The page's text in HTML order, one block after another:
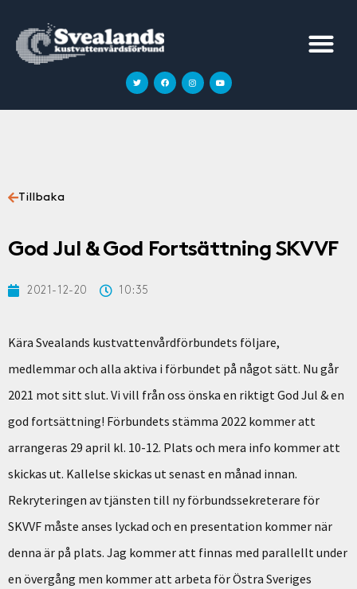
Tillbaka
God Jul & God Fortsättning SKVVF
2021-12-20 10:35
Kära Svealands kustvattenvårdförbundets följare,
medlemmar och alla aktiva i förbundet på något sätt. Nu går
2021 mot sitt slut. Vi vill från oss önska en riktigt God Jul & en
god fortsättning! Förbundets stämma 2022 kommer att
arrangeras 29 april kl. 10-12. Plats och mera info kommer att
skickas ut. Kallelse skickas ut senast en månad innan.
Rekryteringen av tjänsten till ny förbundssekreterare för
SKVVF måste anses lyckad och en presentation kommer när
denna är på plats. Jag kommer att finnas med parallellt under
en övergång men kommer att arbeta för Östra Sveriges